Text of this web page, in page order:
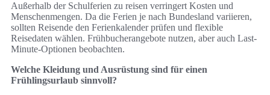
Außerhalb der Schulferien zu reisen verringert Kosten und
Menschenmengen. Da die Ferien je nach Bundesland variieren,
sollten Reisende den Ferienkalender prüfen und flexible
Reisedaten wählen. Frühbucherangebote nutzen, aber auch Last-
Minute-Optionen beobachten.
Welche Kleidung und Ausrüstung sind für einen
Frühlingsurlaub sinnvoll?